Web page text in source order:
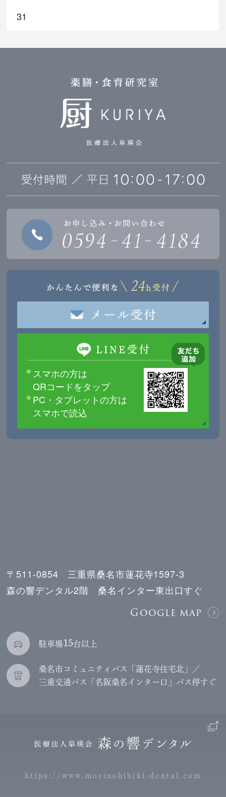
31
スマホの方は
QRコードをタップ
PC・タブレットの方は
スマホで読込
〒511-0854 三重県桑名市蓮花寺1597-3
森の響デンタル2階 桑名インター東出口すぐ
Google map
駐車場15台以上
桑名市コミュニティバス「蓮花寺住宅北」／
三重交通バス「名阪桑名インター口」バス停すぐ
https://www.morinohibiki-dental.com